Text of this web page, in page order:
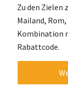
Zu den Zielen
Mailand,
Kombination
Rabattcode.